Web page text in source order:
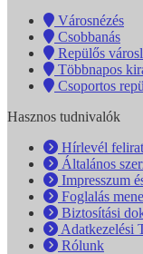
Városnézés
Csobbanás
Repülős
Többnapos
Csoportos
Hasznos tudnivalók
Hírlevél
Általános
Impresszum
Foglalás
Biztosítási
Adatkezelési
Rólunk